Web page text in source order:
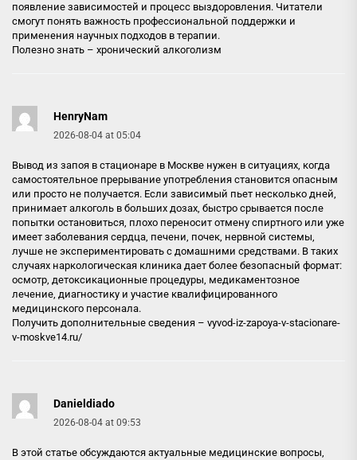
появление зависимостей и процесс выздоровления. Читатели
смогут понять важность профессиональной поддержки и
применения научных подходов в терапии.
Полезно знать – хронический алкоголизм
HenryNam
2026-08-04 at 05:04
Вывод из запоя в стационаре в Москве нужен в ситуациях, когда
самостоятельное прерывание употребления становится опасным
или просто не получается. Если зависимый пьет несколько дней,
принимает алкоголь в больших дозах, быстро срывается после
попытки остановиться, плохо переносит отмену спиртного или уже
имеет заболевания сердца, печени, почек, нервной системы,
лучше не экспериментировать с домашними средствами. В таких
случаях наркологическая клиника дает более безопасный формат:
осмотр, детоксикационные процедуры, медикаментозное
лечение, диагностику и участие квалифицированного
медицинского персонала.
Получить дополнительные сведения – vyvod-iz-zapoya-v-stacionare-
v-moskve14.ru/
Danieldiado
2026-08-04 at 09:53
В этой статье обсуждаются актуальные медицинские вопросы,